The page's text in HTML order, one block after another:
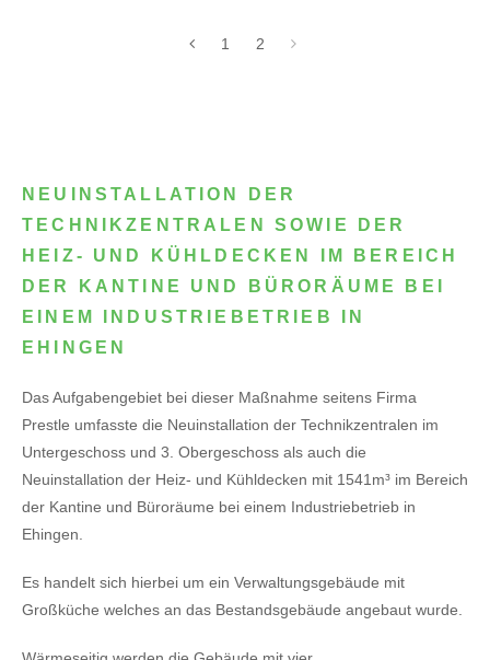
1 2
NEUINSTALLATION DER
TECHNIKZENTRALEN SOWIE DER
HEIZ- UND KÜHLDECKEN IM BEREICH
DER KANTINE UND BÜRORÄUME BEI
EINEM INDUSTRIEBETRIEB IN
EHINGEN
Das Aufgabengebiet bei dieser Maßnahme seitens Firma
Prestle umfasste die Neuinstallation der Technikzentralen im
Untergeschoss und 3. Obergeschoss als auch die
Neuinstallation der Heiz- und Kühldecken mit 1541m³ im Bereich
der Kantine und Büroräume bei einem Industriebetrieb in
Ehingen.
Es handelt sich hierbei um ein Verwaltungsgebäude mit
Großküche welches an das Bestandsgebäude angebaut wurde.